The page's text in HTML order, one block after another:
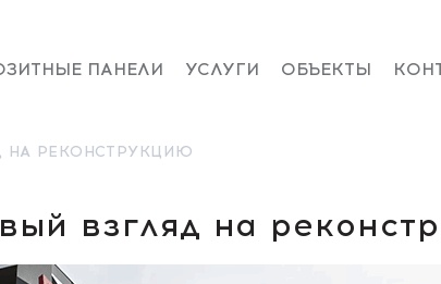
ПАНЕЛИ УСЛУГИ ОБЪЕКТЫ
НА РЕКОНСТРУКЦИЮ
взгляд на